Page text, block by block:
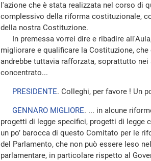
l'azione che è stata realizzata nel corso di
complessivo della riforma costituzionale,
della nostra Costituzione.
In premessa vorrei dire e ribadire
migliorare e qualificare la Costituzione,
andrebbe tuttavia rafforzata, soprattutto
concentrato...
PRESIDENTE. Colleghi, per favore ! Un
GENNARO MIGLIORE. ... in alcune
progetti di legge specifici, progetti di legge
un po’ barocca di questo Comitato per le
del Parlamento, che non può essere leso
parlamentare, in particolare rispetto al